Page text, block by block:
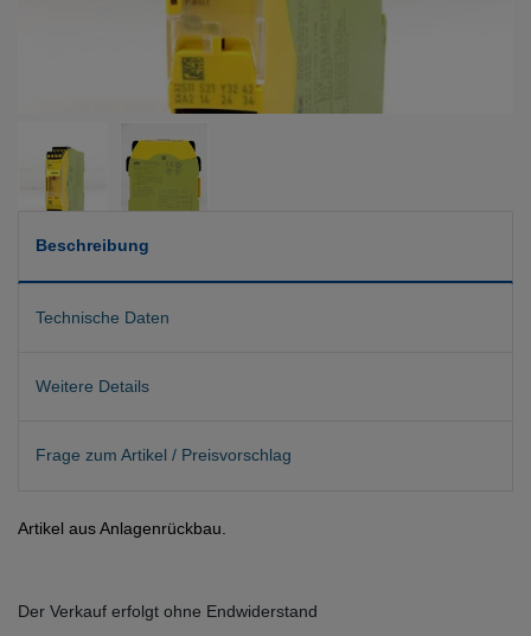
Beschreibung
Technische Daten
Weitere Details
Frage zum Artikel / Preisvorschlag
Artikel aus Anlagenrückbau.
Der Verkauf erfolgt ohne Endwiderstand